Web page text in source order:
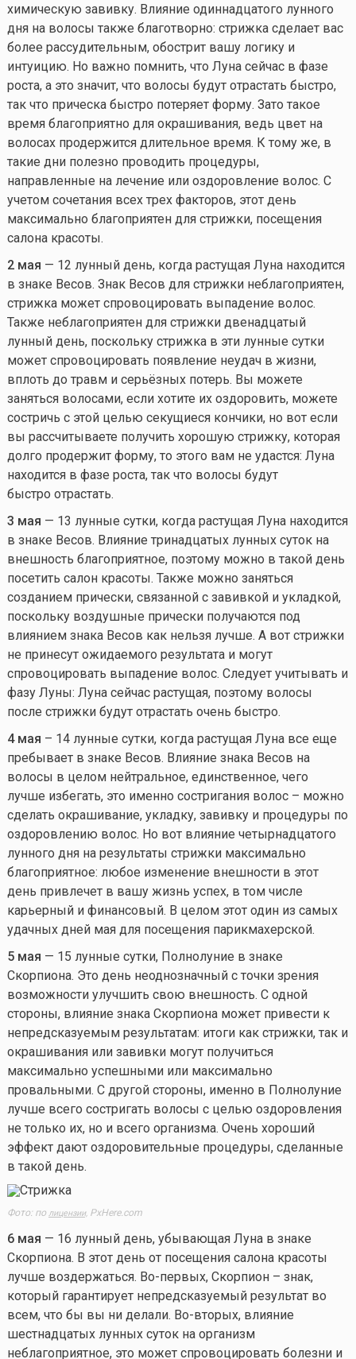
химическую завивку. Влияние одиннадцатого лунного
дня на волосы также благотворно: стрижка сделает вас
более рассудительным, обострит вашу логику и
интуицию. Но важно помнить, что Луна сейчас в фазе
роста, а это значит, что волосы будут отрастать быстро,
так что прическа быстро потеряет форму. Зато такое
время благоприятно для окрашивания, ведь цвет на
волосах продержится длительное время. К тому же, в
такие дни полезно проводить процедуры,
направленные на лечение или оздоровление волос. С
учетом сочетания всех трех факторов, этот день
максимально благоприятен для стрижки, посещения
салона красоты.
2 мая — 12 лунный день, когда растущая Луна находится
в знаке Весов. Знак Весов для стрижки неблагоприятен,
стрижка может спровоцировать выпадение волос.
Также неблагоприятен для стрижки двенадцатый
лунный день, поскольку стрижка в эти лунные сутки
может спровоцировать появление неудач в жизни,
вплоть до травм и серьёзных потерь. Вы можете
заняться волосами, если хотите их оздоровить, можете
состричь с этой целью секущиеся кончики, но вот если
вы рассчитываете получить хорошую стрижку, которая
долго продержит форму, то этого вам не удастся: Луна
находится в фазе роста, так что волосы будут
быстро отрастать.
3 мая — 13 лунные сутки, когда растущая Луна находится
в знаке Весов. Влияние тринадцатых лунных суток на
внешность благоприятное, поэтому можно в такой день
посетить салон красоты. Также можно заняться
созданием прически, связанной с завивкой и укладкой,
поскольку воздушные прически получаются под
влиянием знака Весов как нельзя лучше. А вот стрижки
не принесут ожидаемого результата и могут
спровоцировать выпадение волос. Следует учитывать и
фазу Луны: Луна сейчас растущая, поэтому волосы
после стрижки будут отрастать очень быстро.
4 мая – 14 лунные сутки, когда растущая Луна все еще
пребывает в знаке Весов. Влияние знака Весов на
волосы в целом нейтральное, единственное, чего
лучше избегать, это именно состригания волос – можно
сделать окрашивание, укладку, завивку и процедуры по
оздоровлению волос. Но вот влияние четырнадцатого
лунного дня на результаты стрижки максимально
благоприятное: любое изменение внешности в этот
день привлечет в вашу жизнь успех, в том числе
карьерный и финансовый. В целом этот один из самых
удачных дней мая для посещения парикмахерской.
5 мая — 15 лунные сутки, Полнолуние в знаке
Скорпиона. Это день неоднозначный с точки зрения
возможности улучшить свою внешность. С одной
стороны, влияние знака Скорпиона может привести к
непредсказуемым результатам: итоги как стрижки, так и
окрашивания или завивки могут получиться
максимально успешными или максимально
провальными. С другой стороны, именно в Полнолуние
лучше всего состригать волосы с целью оздоровления
не только их, но и всего организма. Очень хороший
эффект дают оздоровительные процедуры, сделанные
в такой день.
Фото: по лицензии, PxHere.com
6 мая — 16 лунный день, убывающая Луна в знаке
Скорпиона. В этот день от посещения салона красоты
лучше воздержаться. Во-первых, Скорпион – знак,
который гарантирует непредсказуемый результат во
всем, что бы вы ни делали. Во-вторых, влияние
шестнадцатых лунных суток на организм
неблагоприятное, это может спровоцировать болезни и